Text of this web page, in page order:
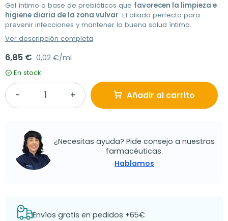
Gel íntimo a base de prebióticos que favorecen la limpieza e
higiene diaria de la zona vulvar. El aliado perfecto para
prevenir infecciones y mantener la buena salud íntima.
Ver descripción completa
6,85 € 0,02 €/ml
En stock
Añadir al carrito
¿Necesitas ayuda? Pide consejo a nuestras
farmacéuticas.
Hablamos
Envíos gratis en pedidos +65€